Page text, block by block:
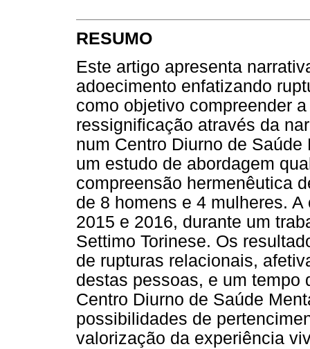
RESUMO
Este artigo apresenta
adoecimento enfatizando
como objetivo compreender
ressignificação através da
num Centro Diurno de
um estudo de abordagem
compreensão hermenêutica
de 8 homens e 4 mulheres.
2015 e 2016, durante um
Settimo Torinese. Os
de rupturas relacionais,
destas pessoas, e um tempo
Centro Diurno de Saúde
possibilidades de
valorização da experiência